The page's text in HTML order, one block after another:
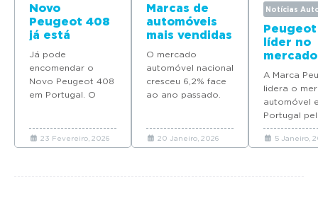
Novo
Peugeot 408
já está
disponível
para
encomenda
em Portugal
Já pode
encomendar o
Novo Peugeot 408
em Portugal. O
com preços a
partir de 37.065
23 Fevereiro, 2026
Marcas de
automóveis
mais vendidas
em 2025
O mercado
automóvel nacional
cresceu 6,2% face
ao ano passado.
automóveis novos
venderam em
20 Janeiro, 2026
Notícias
líder no
mercado
quatro
modelos
Top 10
vendas
2025
A Marca
lidera o
automóvel
Portugal
ano
coloca
5 Janeiro,